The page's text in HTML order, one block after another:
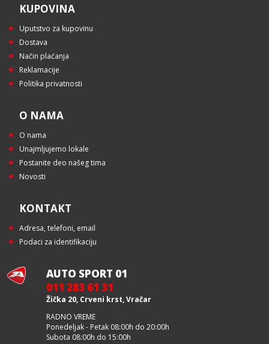
KUPOVINA
Uputstvo za kupovinu
Dostava
Način plaćanja
Reklamacije
Politika privatnosti
O NAMA
O nama
Unajmljujemo lokale
Postanite deo našeg tima
Novosti
KONTAKT
Adresa, telefoni, email
Podaci za identifikaciju
AUTO SPORT 01
011 283 61 31
Žička 20, Crveni krst, Vračar
RADNO VREME
Ponedeljak - Petak 08:00h do 20:00h
Subota 08:00h do 15:00h